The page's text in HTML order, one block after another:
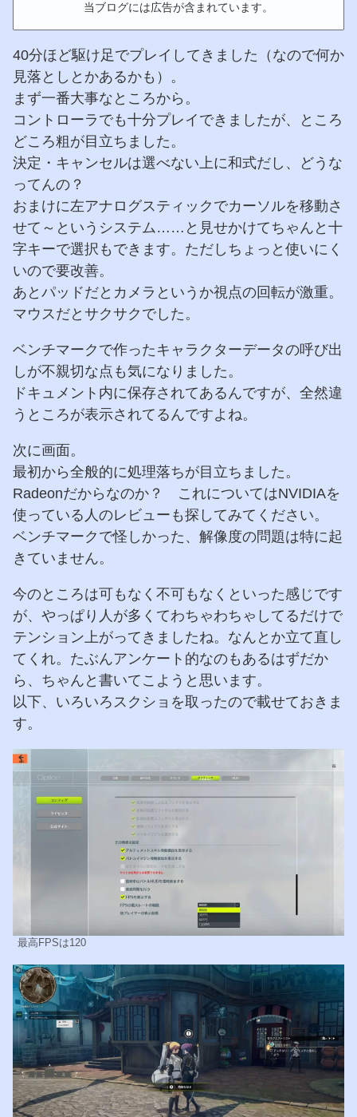
当ブログには広告が含まれています。
40分ほど駆け足でプレイしてきました（なので何か
見落としとかあるかも）。
まず一番大事なところから。
コントローラでも十分プレイできましたが、ところ
どころ粗が目立ちました。
決定・キャンセルは選べない上に和式だし、どうな
ってんの？
おまけに左アナログスティックでカーソルを移動さ
せて～というシステム……と見せかけてちゃんと十
字キーで選択もできます。ただしちょっと使いにく
いので要改善。
あとパッドだとカメラというか視点の回転が激重。
マウスだとサクサクでした。
ベンチマークで作ったキャラクターデータの呼び出
しが不親切な点も気になりました。
ドキュメント内に保存されてあるんですが、全然違
うところが表示されてるんですよね。
次に画面。
最初から全般的に処理落ちが目立ちました。
Radeonだからなのか？ これについてはNVIDIAを
使っている人のレビューも探してみてください。
ベンチマークで怪しかった、解像度の問題は特に起
きていません。
今のところは可もなく不可もなくといった感じです
が、やっぱり人が多くてわちゃわちゃしてるだけで
テンション上がってきましたね。なんとか立て直し
てくれ。たぶんアンケート的なのもあるはずだか
ら、ちゃんと書いてこようと思います。
以下、いろいろスクショを取ったので載せておきま
す。
最高FPSは120